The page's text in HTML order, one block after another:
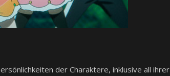
der Charaktere, inklusive all ihrer